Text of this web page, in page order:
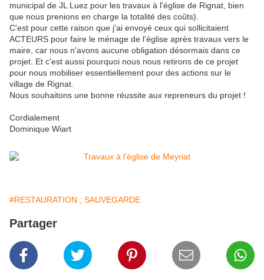
municipal de JL Luez pour les travaux à l'église de Rignat, bien
que nous prenions en charge la totalité des coûts).
C'est pour cette raison que j'ai envoyé ceux qui sollicitaient
ACTEURS pour faire le ménage de l'église après travaux vers le
maire, car nous n'avons aucune obligation désormais dans ce
projet. Et c'est aussi pourquoi nous nous retirons de ce projet
pour nous mobiliser essentiellement pour des actions sur le
village de Rignat.
Nous souhaitons une bonne réussite aux repreneurs du projet !
Cordialement
Dominique Wiart
#RESTAURATION ; SAUVEGARDE
Partager